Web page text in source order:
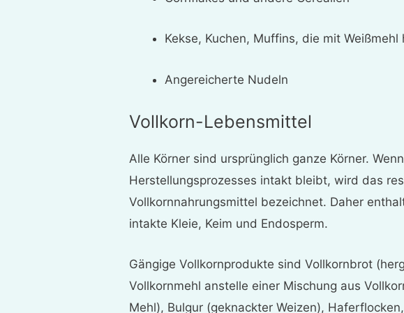
Kekse, Kuchen, Muffins, die mit
Angereicherte Nudeln
Vollkorn-Lebensmittel
Alle Körner sind ursprünglich ganze Körner.
Herstellungsprozesses intakt bleibt, wird das
Vollkornnahrungsmittel bezeichnet. Daher
intakte Kleie, Keim und Endosperm.
Gängige Vollkornprodukte sind Vollkornbrot
Vollkornmehl anstelle einer Mischung aus
Mehl), Bulgur (geknackter Weizen),